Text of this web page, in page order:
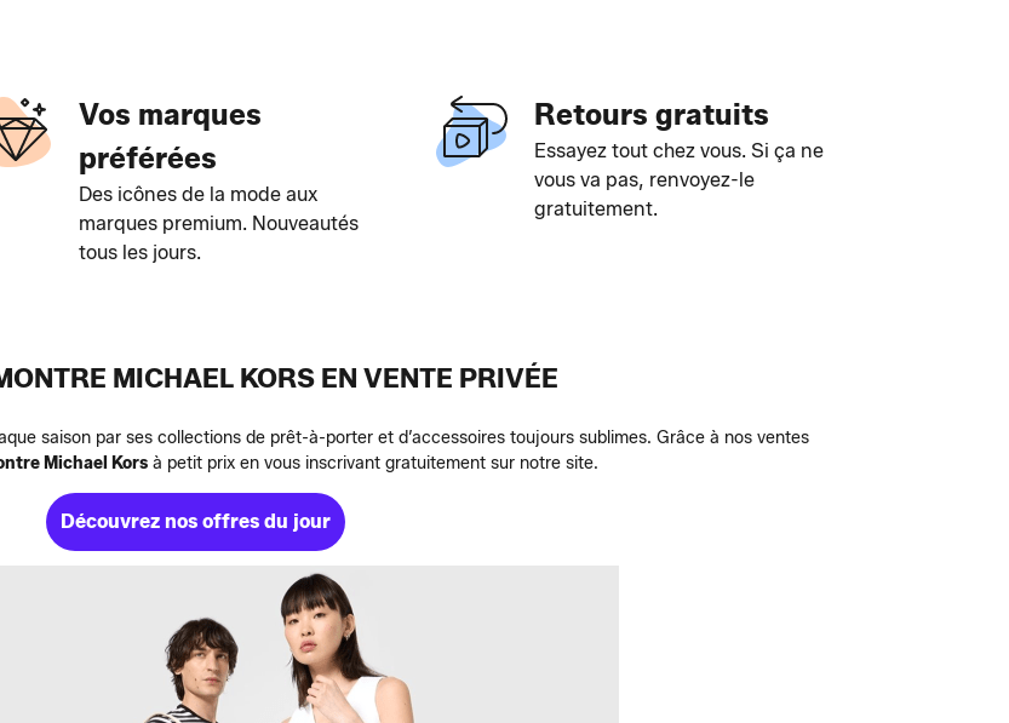
Vos marques
préférées
Des icônes de la mode aux
marques premium. Nouveautés
tous les jours.
Retours gratuits
Essayez tout chez vous. Si ça ne
vous va pas, renvoyez-le
gratuitement.
MICHAEL KORS EN VENTE PRIVÉE
saison par ses collections de prêt-à-porter et d’accessoires toujours sublimes. Grâce à nos ventes
Michael Kors à petit prix en vous inscrivant gratuitement sur notre site.
Découvrez nos offres du jour